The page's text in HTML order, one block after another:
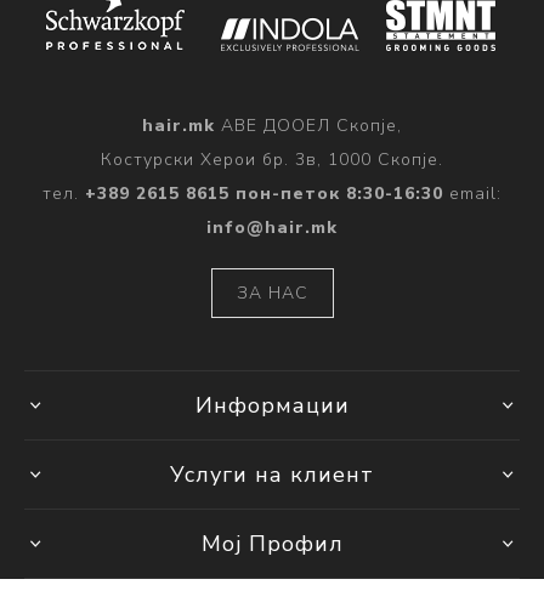
hair.mk АВЕ ДООЕЛ Скопје,
Костурски Херои бр. 3в, 1000 Скопје.
тел. +389 2615 8615 пон-петок 8:30-16:30 email:
info@hair.mk
ЗА НАС
Информации
Услуги на клиент
Мој Профил